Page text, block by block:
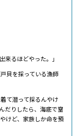
来るほどやった。」
貝を採っている漁師
て潜って採るんやけ
だりしたら、海底で窒
けど、家族しか命を預